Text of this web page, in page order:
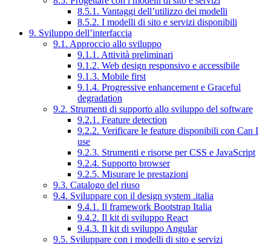
8.5.1. Vantaggi dell’utilizzo dei modelli
8.5.2. I modelli di sito e servizi disponibili
9. Sviluppo dell’interfaccia
9.1. Approccio allo sviluppo
9.1.1. Attività preliminari
9.1.2. Web design responsivo e accessibile
9.1.3. Mobile first
9.1.4. Progressive enhancement e Graceful
degradation
9.2. Strumenti di supporto allo sviluppo del software
9.2.1. Feature detection
9.2.2. Verificare le feature disponibili con Can I
use
9.2.3. Strumenti e risorse per CSS e JavaScript
9.2.4. Supporto browser
9.2.5. Misurare le prestazioni
9.3. Catalogo del riuso
9.4. Sviluppare con il design system .italia
9.4.1. Il framework Bootstrap Italia
9.4.2. Il kit di sviluppo React
9.4.3. Il kit di sviluppo Angular
9.5. Sviluppare con i modelli di sito e servizi